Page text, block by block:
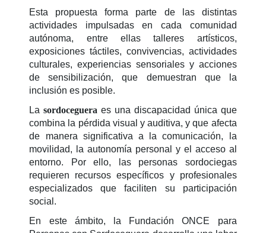
Esta propuesta forma parte de las distintas
actividades impulsadas en cada comunidad
autónoma, entre ellas talleres artísticos,
exposiciones táctiles, convivencias, actividades
culturales, experiencias sensoriales y acciones
de sensibilización, que demuestran que la
inclusión es posible.
Lasordoceguera es una discapacidad única que
combina la pérdida visual y auditiva, y que afecta
de manera significativa a la comunicación, la
movilidad, la autonomía personal y el acceso al
entorno. Por ello, las personas sordociegas
requieren recursos específicos y profesionales
especializados que faciliten su participación
social.
En este ámbito, la Fundación ONCE para